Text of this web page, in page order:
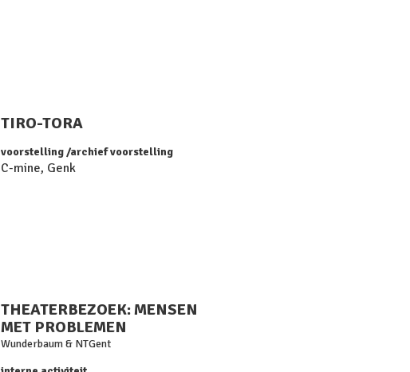
TIRO-TORA
voorstelling archief voorstelling
C-mine, Genk
THEATERBEZOEK: MENSEN
MET PROBLEMEN
Wunderbaum & NTGent